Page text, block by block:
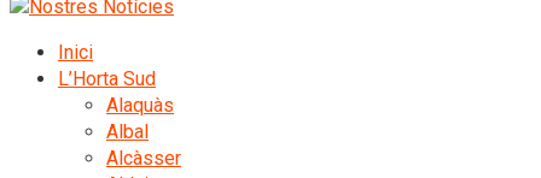
Inici
L’Horta Sud
Alaquàs
Albal
Alcàsser